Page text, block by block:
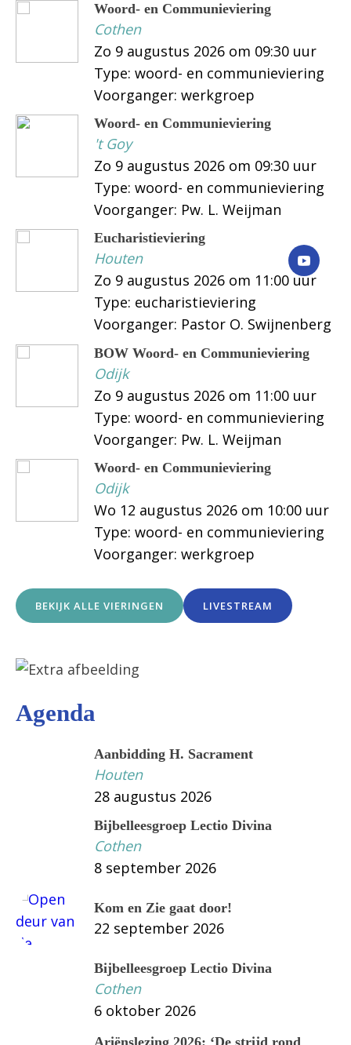
Woord- en Communieviering
Cothen
Zo 9 augustus 2026 om 09:30 uur
Type: woord- en communieviering
Voorganger: werkgroep
Woord- en Communieviering
't Goy
Zo 9 augustus 2026 om 09:30 uur
Type: woord- en communieviering
Voorganger: Pw. L. Weijman
Eucharistieviering
Houten
Zo 9 augustus 2026 om 11:00 uur
Type: eucharistieviering
Voorganger: Pastor O. Swijnenberg
BOW Woord- en Communieviering
Odijk
Zo 9 augustus 2026 om 11:00 uur
Type: woord- en communieviering
Voorganger: Pw. L. Weijman
Woord- en Communieviering
Odijk
Wo 12 augustus 2026 om 10:00 uur
Type: woord- en communieviering
Voorganger: werkgroep
BEKIJK ALLE VIERINGEN LIVESTREAM
Agenda
Aanbidding H. Sacrament
Houten
28 augustus 2026
Bijbelleesgroep Lectio Divina
Cothen
8 september 2026
Kom en Zie gaat door!
22 september 2026
Bijbelleesgroep Lectio Divina
Cothen
6 oktober 2026
Ariënslezing 2026: ‘De strijd rond